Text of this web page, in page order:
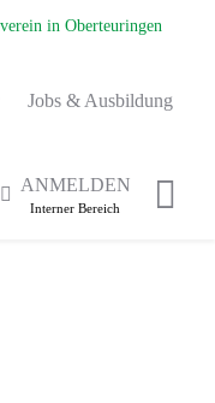
Jobs & Ausbildung
ANMELDEN
Interner Bereich